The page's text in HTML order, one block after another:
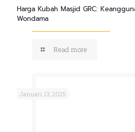
Harga Kubah Masjid GRC:
Wondama
Read more
Januari 13, 2025